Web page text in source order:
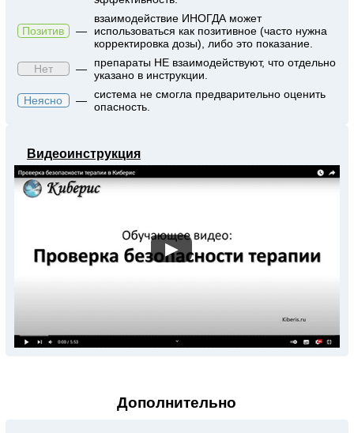
Позитив —
взаимодействие ИНОГДА может
использоваться как позитивное (часто нужна
корректировка дозы), либо это показание.
Нет
—
препараты НЕ взаимодействуют, что отдельно
указано в инструкции.
Неясно
— система не смогла предварительно оценить
опасность.
Видеоинструкция
▶
Дополнительно